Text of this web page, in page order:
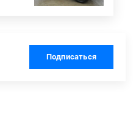
Подписаться